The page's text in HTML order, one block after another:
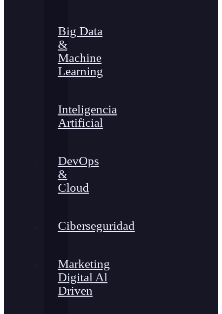
Big Data
&
Machine
Learning
Inteligencia
Artificial
DevOps
&
Cloud
Ciberseguridad
Marketing
Digital Al
Driven